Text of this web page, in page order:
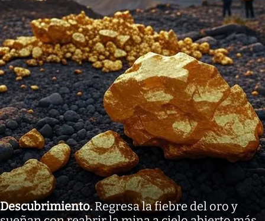
Descubrimiento.Regresa la fiebre del oro y